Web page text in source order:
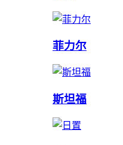
菲力尔
斯坦福